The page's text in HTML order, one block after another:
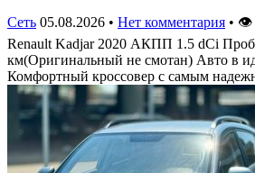
Сеть 05.08.2026 • Нет комментария • 👁
Renault Kadjar 2020 АКПП 1.5 dCi
км(Оригинальный не смотан) Авто в
Комфортный кроссовер с самым